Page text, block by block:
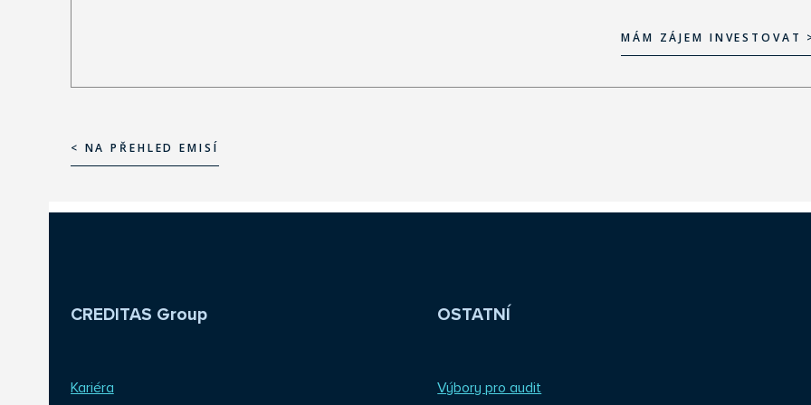
MÁM ZÁJEM INVESTOVAT
< NA PŘEHLED EMISÍ
CREDITAS Group
Kariéra
OSTATNÍ
Výbory pro audit